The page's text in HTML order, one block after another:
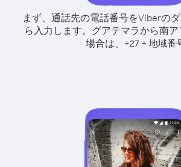
まず、通話先の電話番号をViberの
ら入力します。 グアテマラから南
場合は、
+27+ 地域番